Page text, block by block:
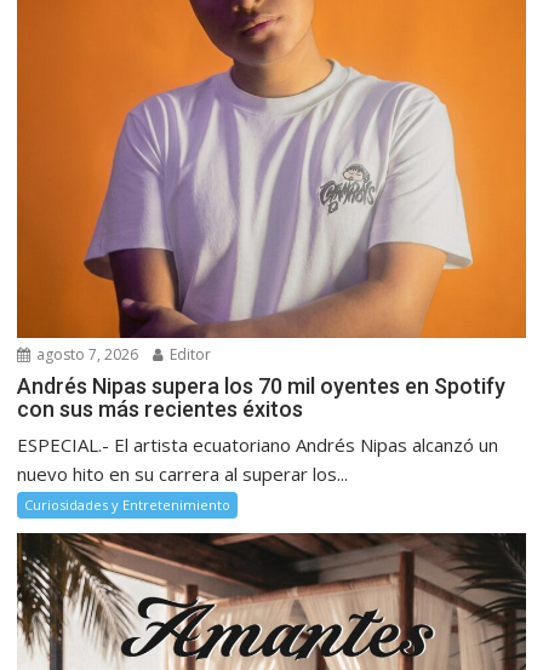
agosto 7, 2026 Editor
Andrés Nipas supera los 70 mil oyentes en Spotify
con sus más recientes éxitos
ESPECIAL.- El artista ecuatoriano Andrés Nipas alcanzó un
nuevo hito en su carrera al superar los...
Curiosidades y Entretenimiento